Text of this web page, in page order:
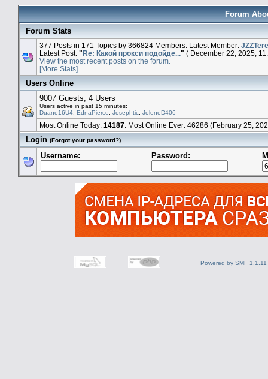
Forum
Forum Stats
377 Posts in 171 Topics by 366824 Members. Latest Member:
Latest Post: " Re: Какой прокси подойде..." ( December 22, 2025,
View the most recent posts on the forum.
[More Stats]
Users Online
9007 Guests, 4 Users
Users active in past 15 minutes:
Duane16U4, EdnaPierce, Josephtic, JoleneD406
Most Online Today: 14187 . Most Online Ever: 46286 (February 25,
Login(Forgot your password?)
Username: Password:
Powered by SMF 1.1.11